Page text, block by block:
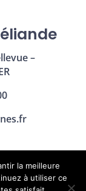
–
la meilleure
à utiliser ce